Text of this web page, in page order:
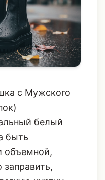
с Мужского
белый
быть
объемной,